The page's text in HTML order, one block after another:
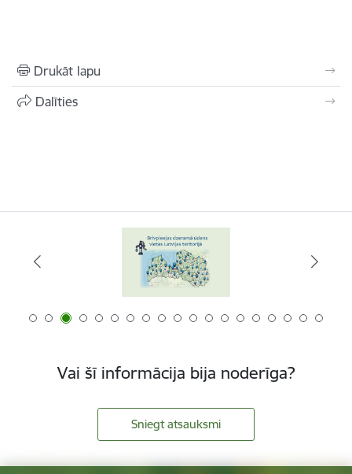
Drukāt lapu
Dalīties
Vai šī informācija bija noderīga?
Sniegt atsauksmi